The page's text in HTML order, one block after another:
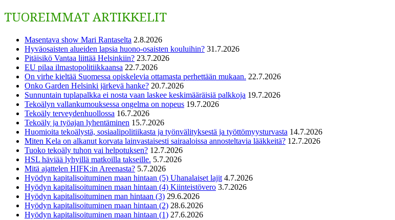
TUOREIMMAT ARTIKKELIT
Masentava show Mari Rantaselta 2.8.2026
Hyväosaisten alueiden lapsia huono-osaisten kouluihin? 31.7.2026
Pitäisikö Vantaa liittää Helsinkiin? 23.7.2026
EU pilaa ilmastopolitiikkaansa 22.7.2026
On virhe kieltää Suomessa opiskelevia ottamasta perhettään mukaan. 22.7.2026
Onko Garden Helsinki järkevä hanke? 20.7.2026
Sunnuntain tuplapalkka ei nosta vaan laskee keskimääräisiä palkkoja 19.7.2026
Tekoälyn vallankumouksessa ongelma on nopeus 19.7.2026
Tekoäly terveydenhuollossa 16.7.2026
Tekoäly ja työajan lyhentäminen 15.7.2026
Huomioita tekoälystä, sosiaalipolitiikasta ja työnvälityksestä ja työttömyysturvasta 14.7.2026
Miten Kela on alkanut korvata lainvastaisesti sairaaloissa annosteltavia lääkkeitä? 12.7.2026
Tuoko tekoäly tuhon vai helpotuksen? 12.7.2026
HSL häviää lyhyillä matkoilla takseille. 5.7.2026
Mitä ajattelen HIFK:in Areenasta? 5.7.2026
Hyödyn kapitalisoituminen maan hintaan (5) Uhanalaiset lajit 4.7.2026
Hyödyn kapitalisoituminen maan hintaan (4) Kiinteistövero 3.7.2026
Hyödyn kapitalisoituminen man hintaan (3) 29.6.2026
Hyödyn kapitalisoituminen maan hintaan (2) 28.6.2026
Hyödyn kapitalisoituminen maan hintaan (1) 27.6.2026